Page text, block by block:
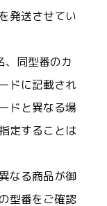
発送させてい
、同型番のカ
ドに記載され
ドと異なる場
定することは
なる商品が御
型番をご確認